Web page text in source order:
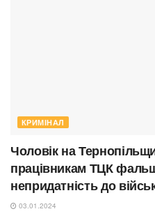
КРИМІНАЛ
Чоловік на
працівникам ТЦК
непридатність до
03.01.2024